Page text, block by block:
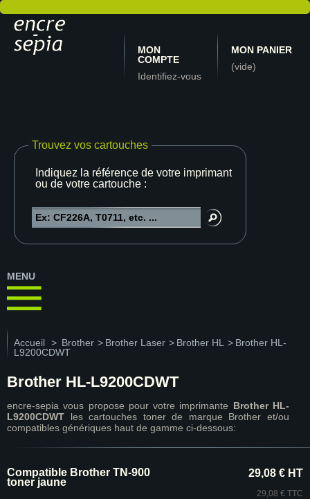
MON
COMPTE
Identifiez-vous
MON PANIER
(vide)
Trouvez vos cartouches
Indiquez la référence de votre imprimante
ou de votre cartouche :
MENU
Accueil > Brother > Brother Laser > Brother HL > Brother HL-
L9200CDWT
Brother HL-L9200CDWT
encre-sepia vous propose pour votre imprimante Brother HL-
L9200CDWT les cartouches toner de marque Brother et/ou
compatibles génériques haut de gamme ci-dessous:
Compatible Brother TN-900
toner jaune
29,08 € HT
29,08 € TTC